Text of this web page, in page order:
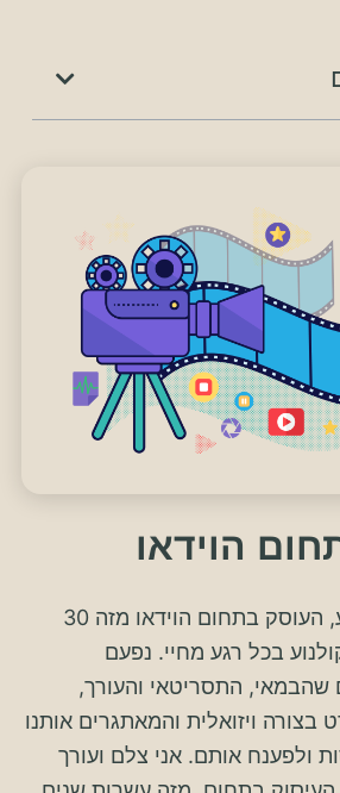
העוסק בתחום הוידאו
מזה 30
בכל רגע מחיי. נפעם
התסריטאי והעורך,
בצורה ויזואלית והמאתגרים אותנו
ולפענח אותם. אני צלם ועורך